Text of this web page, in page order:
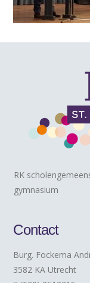
RK
gymnasium
Contact
Burg. Fockema
3582 KA Utrecht